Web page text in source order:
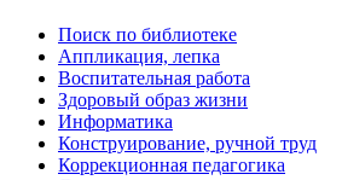
Поиск по библиотеке
Аппликация, лепка
Воспитательная работа
Здоровый образ жизни
Информатика
Конструирование, ручной труд
Коррекционная педагогика